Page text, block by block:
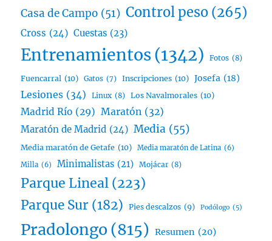
Casa de Campo (51) Control peso (265)
Cross (24) Cuestas (23)
Entrenamientos(1342) Fotos (8)
Fuencarral (10) Gatos (7) Inscripciones (10) Josefa (18)
Lesiones (34) Linux (8) Los Navalmorales (10)
Madrid Río (29) Maratón (32)
Maratón de Madrid (24) Media (55)
Media maratón de Getafe (10) Media maratón de Latina (6)
Milla (6) Minimalistas (21) Mojácar (8)
Parque Lineal (223)
Parque Sur (182) Pies descalzos (9) Podólogo (5)
Pradolongo(815) Resumen (20)